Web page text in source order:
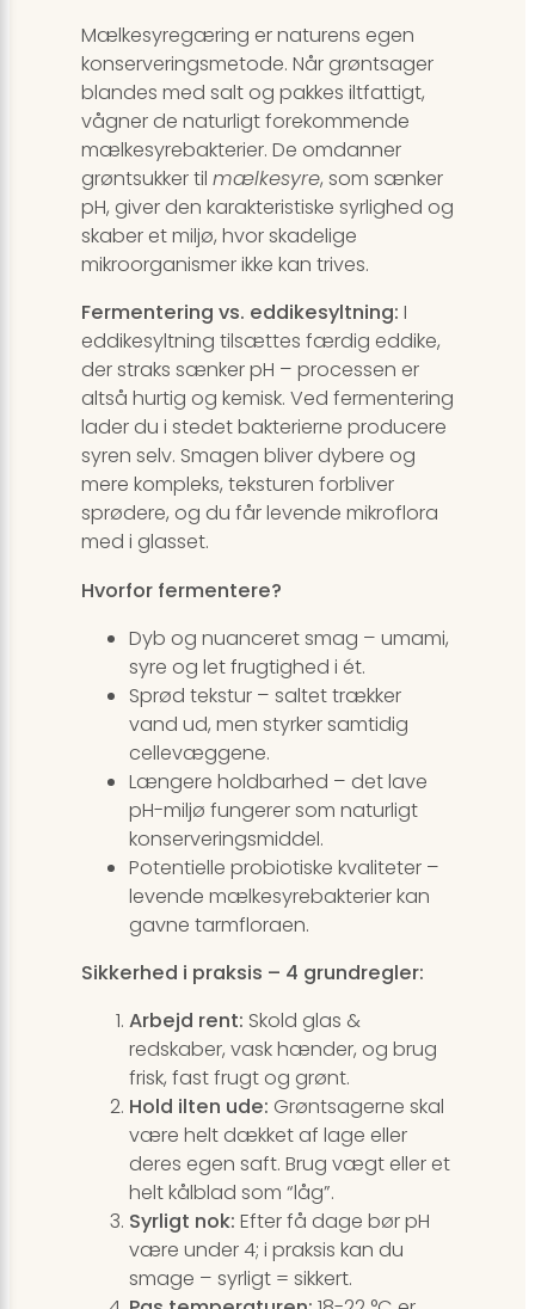
Mælkesyregæring er naturens egen
konserveringsmetode. Når grøntsager
blandes med salt og pakkes iltfattigt,
vågner de naturligt forekommende
mælkesyrebakterier. De omdanner
grøntsukker til mælkesyre, som sænker
pH, giver den karakteristiske syrlighed og
skaber et miljø, hvor skadelige
mikroorganismer ikke kan trives.
Fermentering vs. eddikesyltning: I
eddikesyltning tilsættes færdig eddike,
der straks sænker pH – processen er
altså hurtig og kemisk. Ved fermentering
lader du i stedet bakterierne producere
syren selv. Smagen bliver dybere og
mere kompleks, teksturen forbliver
sprødere, og du får levende mikroflora
med i glasset.
Hvorfor fermentere?
Dyb og nuanceret smag – umami,
syre og let frugtighed i ét.
Sprød tekstur – saltet trækker
vand ud, men styrker samtidig
cellevæggene.
Længere holdbarhed – det lave
pH-miljø fungerer som naturligt
konserveringsmiddel.
Potentielle probiotiske kvaliteter –
levende mælkesyrebakterier kan
gavne tarmfloraen.
Sikkerhed i praksis – 4 grundregler:
Arbejd rent: Skold glas &
redskaber, vask hænder, og brug
frisk, fast frugt og grønt.
Hold ilten ude: Grøntsagerne skal
være helt dækket af lage eller
deres egen saft. Brug vægt eller et
helt kålblad som “låg”.
Syrligt nok: Efter få dage bør pH
være under 4; i praksis kan du
smage – syrligt = sikkert.